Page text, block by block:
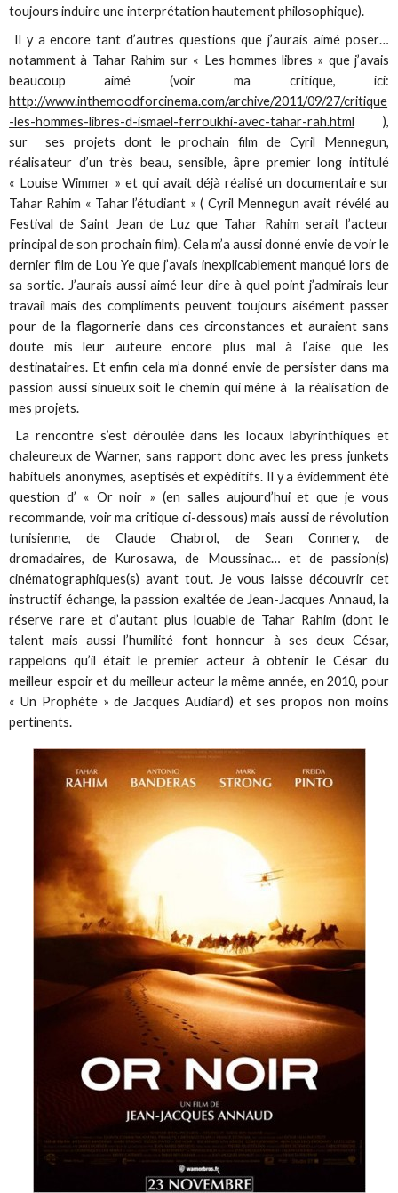
toujours induire une interprétation hautement philosophique).
Il y a encore tant d’autres questions que j’aurais aimé poser…
notamment à Tahar Rahim sur « Les hommes libres » que j’avais
beaucoup aimé (voir ma critique, ici:
http://www.inthemoodforcinema.com/archive/2011/09/27/critique
-les-hommes-libres-d-ismael-ferroukhi-avec-tahar-rah.html ),
sur ses projets dont le prochain film de Cyril Mennegun,
réalisateur d’un très beau, sensible, âpre premier long intitulé
« Louise Wimmer » et qui avait déjà réalisé un documentaire sur
Tahar Rahim « Tahar l’étudiant » ( Cyril Mennegun avait révélé au
Festival de Saint Jean de Luz que Tahar Rahim serait l’acteur
principal de son prochain film). Cela m’a aussi donné envie de voir le
dernier film de Lou Ye que j’avais inexplicablement manqué lors de
sa sortie. J’aurais aussi aimé leur dire à quel point j’admirais leur
travail mais des compliments peuvent toujours aisément passer
pour de la flagornerie dans ces circonstances et auraient sans
doute mis leur auteure encore plus mal à l’aise que les
destinataires. Et enfin cela m’a donné envie de persister dans ma
passion aussi sinueux soit le chemin qui mène à la réalisation de
mes projets.
La rencontre s’est déroulée dans les locaux labyrinthiques et
chaleureux de Warner, sans rapport donc avec les press junkets
habituels anonymes, aseptisés et expéditifs. Il y a évidemment été
question d’ « Or noir » (en salles aujourd’hui et que je vous
recommande, voir ma critique ci-dessous) mais aussi de révolution
tunisienne, de Claude Chabrol, de Sean Connery, de
dromadaires, de Kurosawa, de Moussinac… et de passion(s)
cinématographiques(s) avant tout. Je vous laisse découvrir cet
instructif échange, la passion exaltée de Jean-Jacques Annaud, la
réserve rare et d’autant plus louable de Tahar Rahim (dont le
talent mais aussi l’humilité font honneur à ses deux César,
rappelons qu’il était le premier acteur à obtenir le César du
meilleur espoir et du meilleur acteur la même année, en 2010, pour
« Un Prophète » de Jacques Audiard) et ses propos non moins
pertinents.